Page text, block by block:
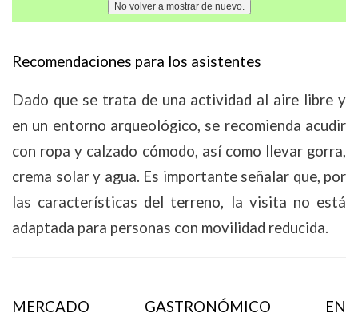
Recomendaciones para los asistentes
Dado que se trata de una actividad al aire libre y
en un entorno arqueológico, se recomienda acudir
con ropa y calzado cómodo, así como llevar gorra,
crema solar y agua. Es importante señalar que, por
las características del terreno, la visita no está
adaptada para personas con movilidad reducida.
MERCADO GASTRONÓMICO EN